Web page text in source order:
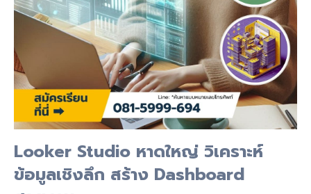
Looker Studio หาดใหญ่ วิเคราะห์
ข้อมูลเชิงลึก สร้าง Dashboard